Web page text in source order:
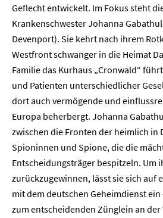
Geflecht entwickelt. Im Fokus steht
Krankenschwester Johanna
Devenport). Sie kehrt nach ihrem
Westfront schwanger in die Heimat
Familie das Kurhaus „Cronwald“
und Patienten unterschiedlicher
dort auch vermögende und
Europa beherbergt. Johanna
zwischen die Fronten der heimlich in
Spioninnen und Spione, die die
Entscheidungsträger bespitzeln. Um
zurückzugewinnen, lässt sie sich auf
mit dem deutschen Geheimdienst
zum entscheidenden Zünglein an der